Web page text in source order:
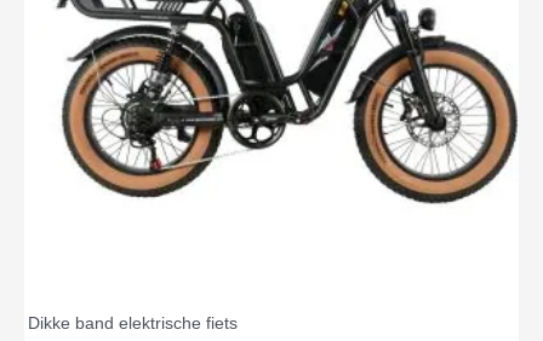
Dikke band elektrische fiets